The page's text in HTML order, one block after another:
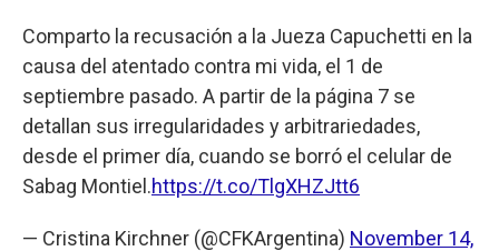
Comparto la recusación a la Jueza Capuchetti en la
causa del atentado contra mi vida, el 1 de
septiembre pasado. A partir de la página 7 se
detallan sus irregularidades y arbitrariedades,
desde el primer día, cuando se borró el celular de
Sabag Montiel.https://t.co/TlgXHZJtt6
— Cristina Kirchner (@CFKArgentina) November 14,